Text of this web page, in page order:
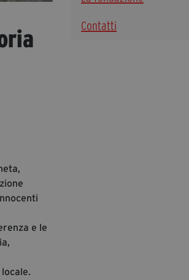
Archivio Storico
e le
Contatti